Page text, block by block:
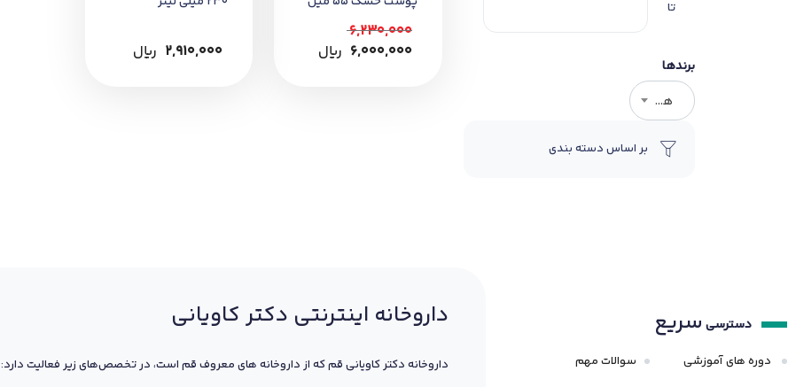
تا
برندها
هر برندی
بر اساس دسته بندی
6,230,000
6,000,000 ﷼ 2,910,000 ﷼
دسترسی سریع
دوره های آموزشی
سوالات مهم
داروخانه اینترنتی دکتر کاویانی
داروخانه دکتر کاویانی قم که از داروخانه های معروف قم است، در تخصص‌های زیر فعالیت دارد: